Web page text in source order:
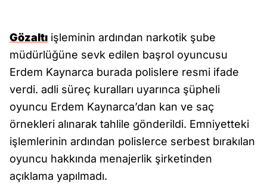
Gözaltı işleminin ardından narkotik şube
müdürlüğüne sevk edilen başrol oyuncusu
Erdem Kaynarca burada polislere resmi ifade
verdi. adli süreç kuralları uyarınca şüpheli
oyuncu Erdem Kaynarca’dan kan ve saç
örnekleri alınarak tahlile gönderildi. Emniyetteki
işlemlerinin ardından polislerce serbest bırakılan
oyuncu hakkında menajerlik şirketinden
açıklama yapılmadı.